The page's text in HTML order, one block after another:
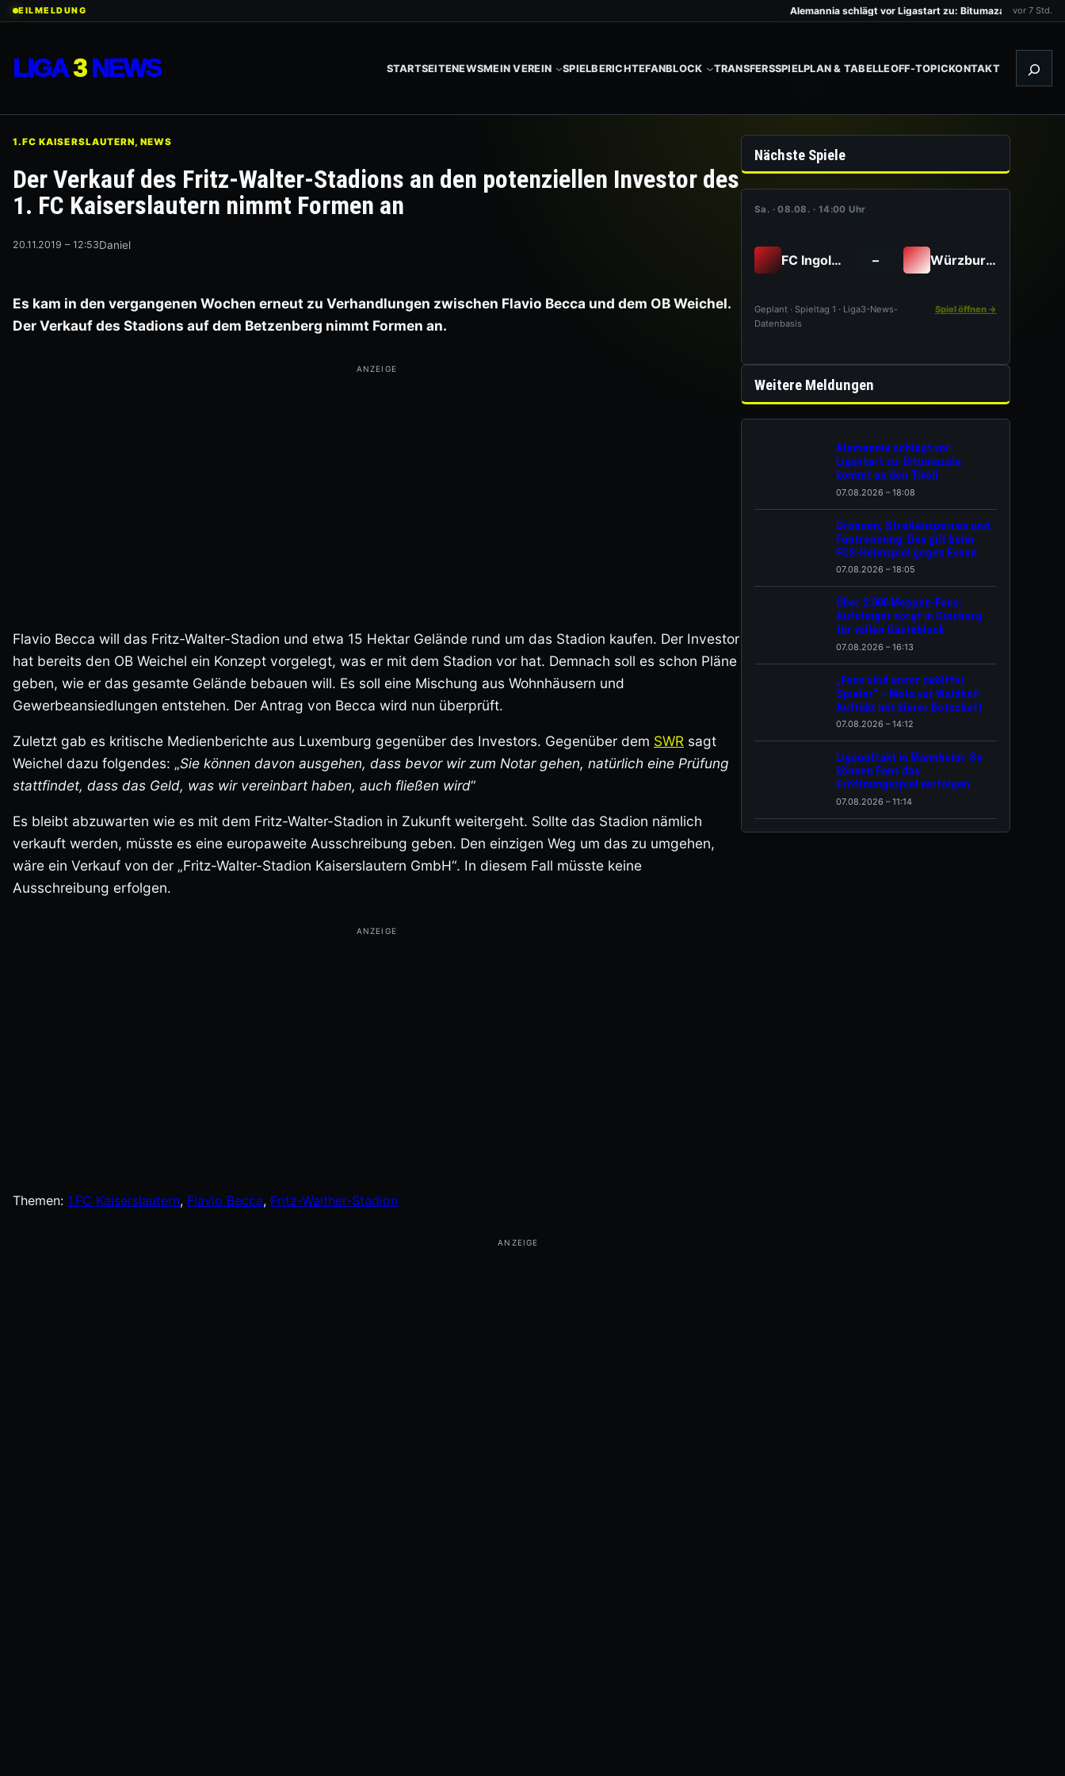
ZumEILMELDUNG Alemannia schlägt vor Ligastart zu: Bitumazala kommt an den
vor 7 Std.
LIGA3NEWS STARTSEITENEWSMEIN VEREIN SPIELBERICHTEFANBLOCK TRANSFERSSPIELPLAN & TABELLEOFF-TOPICKONTAKT
1.FC KAISERSLAUTERN, NEWS
Der Verkauf des Fritz-Walter-Stadions an den potenziellen Investor des
1. FC Kaiserslautern nimmt Formen an
20.11.2019 – 12:53Daniel
Es kam in den vergangenen Wochen erneut zu Verhandlungen zwischen Flavio Becca und dem OB Weichel.
Der Verkauf des Stadions auf dem Betzenberg nimmt Formen an.
Flavio Becca will das Fritz-Walter-Stadion und etwa 15 Hektar Gelände rund um das Stadion kaufen. Der Investor
hat bereits den OB Weichel ein Konzept vorgelegt, was er mit dem Stadion vor hat. Demnach soll es schon Pläne
geben, wie er das gesamte Gelände bebauen will. Es soll eine Mischung aus Wohnhäusern und
Gewerbeansiedlungen entstehen. Der Antrag von Becca wird nun überprüft.
Zuletzt gab es kritische Medienberichte aus Luxemburg gegenüber des Investors. Gegenüber dem SWR sagt
Weichel dazu folgendes: „Sie können davon ausgehen, dass bevor wir zum Notar gehen, natürlich eine Prüfung
stattfindet, dass das Geld, was wir vereinbart haben, auch fließen wird“
Es bleibt abzuwarten wie es mit dem Fritz-Walter-Stadion in Zukunft weitergeht. Sollte das Stadion nämlich
verkauft werden, müsste es eine europaweite Ausschreibung geben. Den einzigen Weg um das zu umgehen,
wäre ein Verkauf von der „Fritz-Walter-Stadion Kaiserslautern GmbH“. In diesem Fall müsste keine
Ausschreibung erfolgen.
Themen: 1.FC Kaiserslautern, Flavio Becca, Fritz-Walther-Stadion
Nächste Spiele
Sa. · 08.08. · 14:00 Uhr
FC Ingolstadt – Würzburger Kickers
Geplant · Spieltag 1 · Liga3-News-
Datenbasis
Spiel öffnen →
Weitere Meldungen
Alemannia schlägt vor
Ligastart zu: Bitumazala
kommt an den Tivoli
07.08.2026 – 18:08
Drohnen, Straßensperren und
Fantrennung: Das gilt beim
FCS-Heimspiel gegen Essen
07.08.2026 – 18:05
Über 2.000 Meppen-Fans:
Aufsteiger sorgt in Duisburg
für vollen Gästeblock
07.08.2026 – 16:13
„Fans sind unser zwölfter
Spieler“ – Mota vor Waldhof-
Auftakt mit klarer Botschaft
07.08.2026 – 14:12
Ligaauftakt in Mannheim: So
können Fans das
Eröffnungsspiel verfolgen
07.08.2026 – 11:14